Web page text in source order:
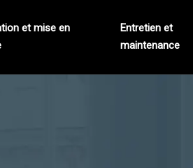
et mise en
Entretien et
maintenance